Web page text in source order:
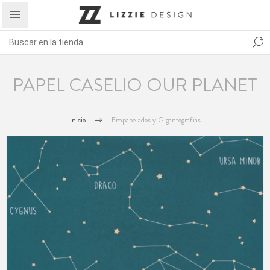
PAPEL CASELIO OUR PLANET
Inicio Empapelados y Gigantografías